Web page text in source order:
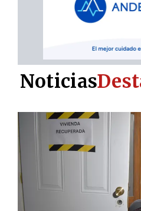
Noticias